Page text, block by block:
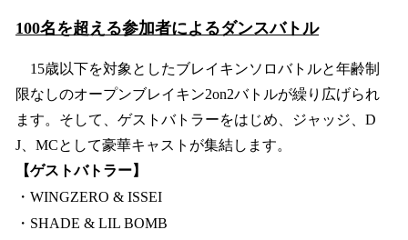
100名を超える参加者によるダンスバトル
15歳以下を対象としたブレイキンソロバトルと年齢制
限なしのオープンブレイキン2on2バトルが繰り広げられ
ます。そして、ゲストバトラーをはじめ、ジャッジ、D
J、MCとして豪華キャストが集結します。
【ゲストバトラー】
・WINGZERO & ISSEI
・SHADE & LIL BOMB